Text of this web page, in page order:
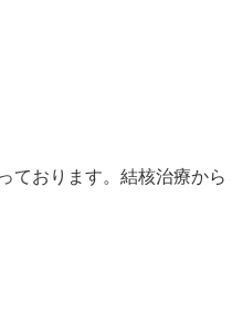
ております。結核治療から